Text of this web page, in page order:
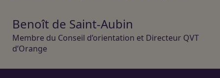
Benoît de Saint-Aubin
Membre du Conseil d’orientation et Directeur QVT
d’Orange